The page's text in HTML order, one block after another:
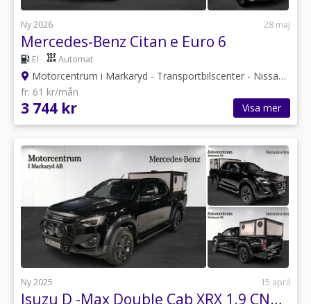
Ny 2026 28 maj
Mercedes-Benz Citan e Euro 6
El Automat
Motorcentrum i Markaryd - Transportbilscenter - Nissan
fr. 61 kr/mån
3 744 kr Visa mer
Ny 2025 15 april
Isuzu D -Max Double Cab XRX 1.9 CNG 4WD Euro 6